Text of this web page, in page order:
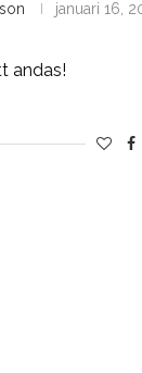
januari 16,
andas!